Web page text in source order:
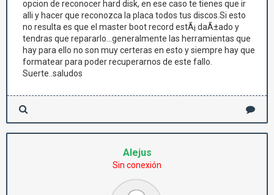
opcion de reconocer hard disk, en ese caso te tienes que ir
alli y hacer que reconozca la placa todos tus discos.Si esto
no resulta es que el master boot record estÃ¡ daÃ±ado y
tendras que repararlo...generalmente las herramientas que
hay para ello no son muy certeras en esto y siempre hay que
formatear para poder recuperarnos de este fallo.
Suerte..saludos
Alejus
Sin conexión